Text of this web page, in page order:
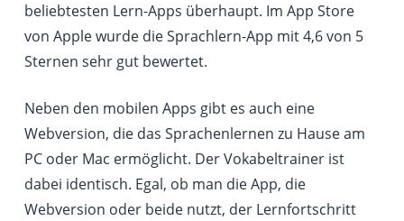
beliebtesten Lern-Apps überhaupt. Im App Store
von Apple wurde die Sprachlern-App mit 4,6 von 5
Sternen sehr gut bewertet.
Neben den mobilen Apps gibt es auch eine
Webversion, die das Sprachenlernen zu Hause am
PC oder Mac ermöglicht. Der Vokabeltrainer ist
dabei identisch. Egal, ob man die App, die
Webversion oder beide nutzt, der Lernfortschritt